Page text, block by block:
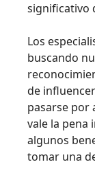
significativo
Los
buscando
de
pasarse por
vale la pena
algunos
tomar una